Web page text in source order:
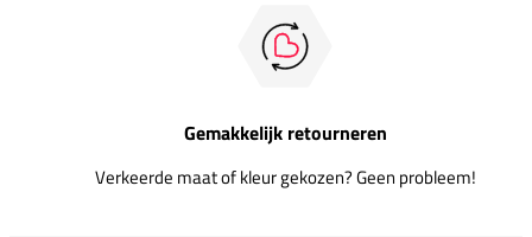
Gemakkelijk retourneren
Verkeerde maat of kleur gekozen? Geen probleem!